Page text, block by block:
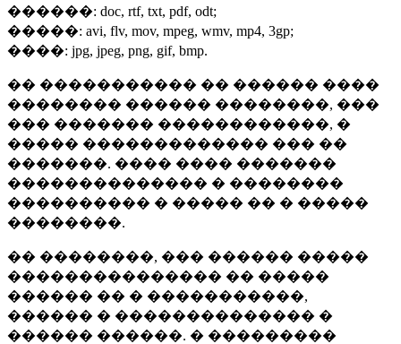
������: doc, rtf, txt, pdf, odt;
�����: avi, flv, mov, mpeg, wmv, mp4, 3gp;
����: jpg, jpeg, png, gif, bmp.
�� ����������� �� ������ ����
�������� ������ ��������, ���
��� ������� ������������, �
����� ������������� ��� ��
�������. ���� ���� �������
�������������� � ��������
���������� � ����� �� � �����
��������.
�� ��������, ��� ������ �����
��������������� �� �����
������ �� � �����������,
������ � �������������� �
������ ������. � ���������